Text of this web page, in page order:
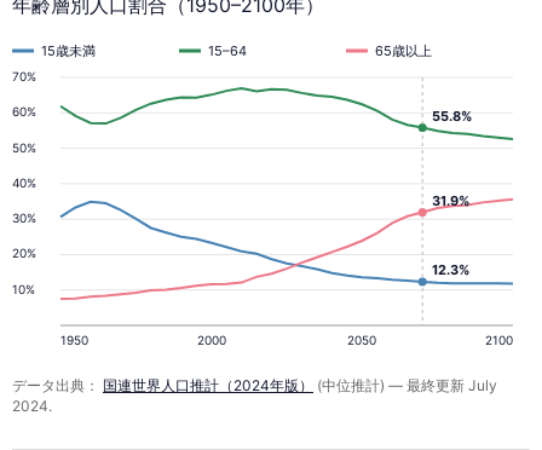
10%
20%
30%
40%
50%
60%
70%
1950 2000 2050 2100
15歳未満 15–64 65歳以上
12.3%
31.9%
55.8%
データ出典： 国連世界人口推計（2024年版）
(中位推計) — 最終更新 July
2024.